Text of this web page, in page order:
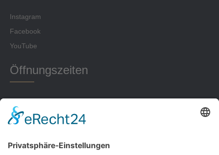
Instagram
Facebook
YouTube
Öffnungszeiten
Montag 18-22 Uhr
Dienstag 16-22 Uhr
Donnerstag 18-20 Uhr